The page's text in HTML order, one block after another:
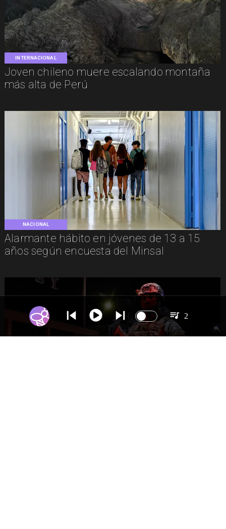
INTERNACIONAL
Joven chileno muere escalando montaña
más alta de Perú
NACIONAL
Alarmante hábito en jóvenes de 13 a 15
años según encuesta del Minsal
2